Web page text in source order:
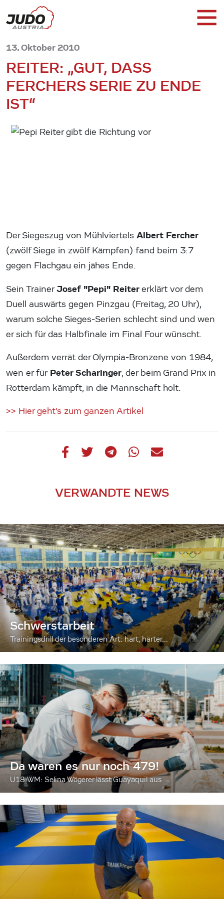
13. Oktober 2010
REITER: „GUT, DASS
FERCHERS SERIE ZU ENDE
IST“
Der Siegeszug von Mühlviertels Albert Fercher
(zwölf Siege in zwölf Kämpfen) fand beim 3:7
gegen Flachgau ein jähes Ende.
Sein TrainerJosef "Pepi" Reitererklärt vor dem
Duell auswärts gegen Pinzgau (Freitag, 20 Uhr),
warum solche Sieges-Serien schlecht sind und wen
er sich für das Halbfinale im Final Four wünscht.
Außerdem verrät der Olympia-Bronzene von 1984,
wen er fürPeter Scharinger, der beim Grand Prix in
Rotterdam kämpft, in die Mannschaft holt.
>> Hier geht's zum ganzen Artikel
VERWANDTE NEWS
Schwerstarbeit
Trainingsdrill der besonderen Art: hart, härter...
Da waren es nur noch 479!
U18-WM: Selina Wögerer lässt Guayaquil aus